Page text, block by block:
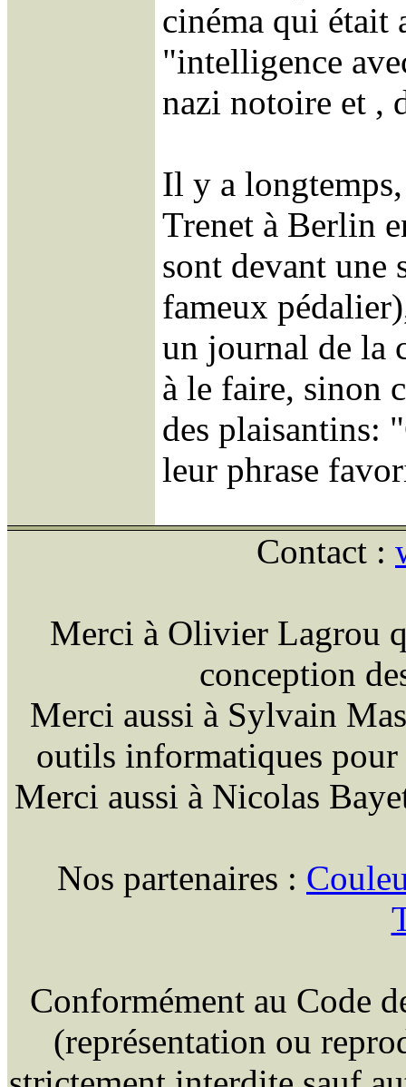
cinéma qui était
"intelligence
nazi notoire et ,
Il y a
Trenet à Berlin
sont devant une
fameux
un journal de la
à le faire, sinon
des plaisantins:
leur phrase
Contact :
Merci à Olivier Lagrou
conception
Merci aussi à Sylvain
outils informatiques pour
Merci aussi à Nicolas
Nos partenaires :
Conformément au Code
(représentation ou